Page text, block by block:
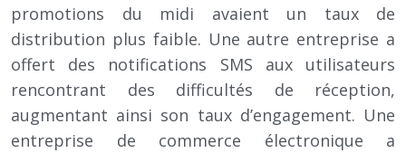
promotions du midi avaient un taux de
distribution plus faible. Une autre entreprise a
offert des notifications SMS aux utilisateurs
rencontrant des difficultés de réception,
augmentant ainsi son taux d’engagement. Une
entreprise de commerce électronique a